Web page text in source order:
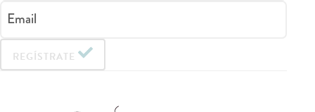
Email
REGÍSTRATE